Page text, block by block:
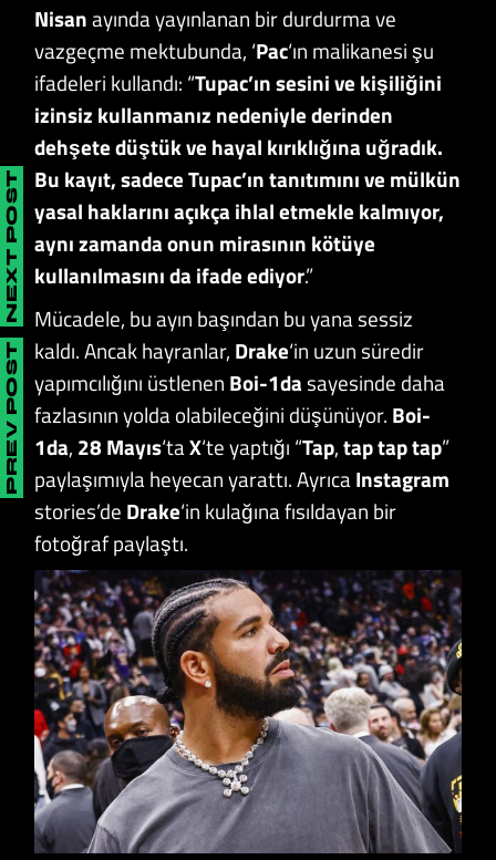
Nisanayında yayınlanan bir durdurma ve
vazgeçme mektubunda, ‘Pac‘ın malikanesi şu
ifadeleri kullandı: “Tupac’ın sesini ve kişiliğini
izinsiz kullanmanız nedeniyle derinden
dehşete düştük ve hayal kırıklığına uğradık.
Bu kayıt, sadece Tupac’ın tanıtımını ve mülkün
yasal haklarını açıkça ihlal etmekle kalmıyor,
aynı zamanda onun mirasının kötüye
kullanılmasını da ifade ediyor.”
Mücadele, bu ayın başından bu yana sessiz
kaldı. Ancak hayranlar, Drake‘in uzun süredir
yapımcılığını üstlenen Boi-1da sayesinde daha
fazlasının yolda olabileceğini düşünüyor. Boi-
1da, 28 Mayıs‘taX‘te yaptığı “Tap,taptap tap”
paylaşımıyla heyecan yarattı. AyrıcaInstagram
stories’de Drake‘in kulağına fısıldayan bir
fotoğraf paylaştı.
PREV POST
NEXT POST